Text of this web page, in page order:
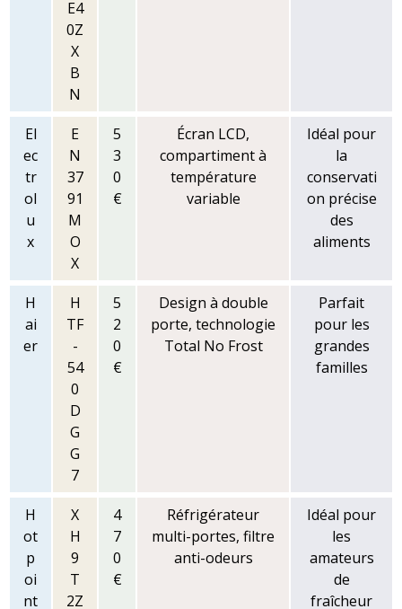
E4
0Z
X
B
N
El
ec
tr
ol
u
x
E
N
37
91
M
O
X
5
3
0
€
Écran LCD,
compartiment à
température
variable
Idéal pour
la
conservati
on précise
des
aliments
H
ai
er
H
TF
-
54
0
D
G
G
7
5
2
0
€
Design à double
porte, technologie
Total No Frost
Parfait
pour les
grandes
familles
H
ot
p
oi
nt
X
H
9
T
2Z
4
7
0
€
Réfrigérateur
multi-portes, filtre
anti-odeurs
Idéal pour
les
amateurs
de
fraîcheur